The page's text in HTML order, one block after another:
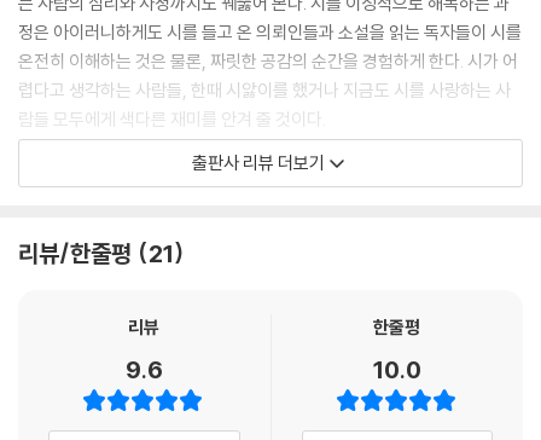
“역시 소문대로 탐정님은 못 속이겠네요. 세간에 '설록 앞에서 시를 펼치지
마라. 네 영혼까지 훑어볼 것이다.'라는 말이 있어요. 아세요?”
--- p.64
정은 아이러니하게도 시를 들고 온 의뢰인들과 소설을 읽는 독자들이 시를
온전히 이해하는 것은 물론, 짜릿한 공감의 순간을 경험하게 한다. 시가 어
렵다고 생각하는 사람들, 한때 시앓이를 했거나 지금도 시를 사랑하는 사
람들 모두에게 색다른 재미를 안겨 줄 것이다.
이성적인 시 읽기로 심리를 추리하다
적이고 논리적인 장르도 없다. 시인은 행과 연이라는 간결한 형식 속에 우
애환이 녹아든 시를 만들 수 없다. 그렇게 탄생한 시를 만나고, 그 속에 응
그 안에 투영된 자신의 마음을 깨닫는다. 한 편의 좋아하는 시가 생기는 순
간이요, 우리가 시의 매력에 빠지는 찰나이다.
출판사 리뷰 더보기
리뷰/한줄평 21
리뷰
9.6
한줄평
10.0